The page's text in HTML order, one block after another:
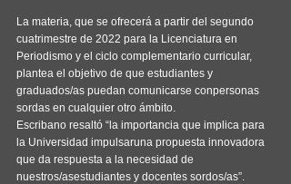
La materia, que se ofrecerá a partir del segundo
cuatrimestre de 2022 para la Licenciatura en
Periodismo y el ciclo complementario curricular,
plantea el objetivo de que estudiantes y
graduados/as puedan comunicarse conpersonas
sordas en cualquier otro ámbito.
Escribano resaltó “la importancia que implica para
la Universidad impulsaruna propuesta innovadora
que da respuesta a la necesidad de
nuestros/asestudiantes y docentes sordos/as”.